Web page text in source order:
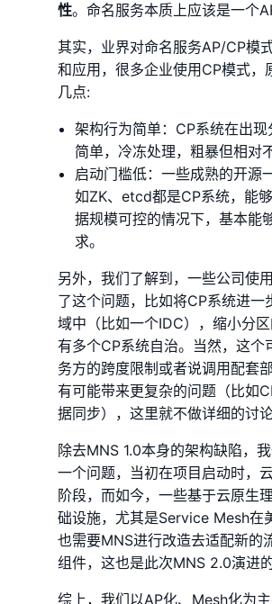
性。命名服务本质上应该是一个
其实，业界对命名服务AP/CP模
和应用，很多企业使用CP模式，
几点:
架构行为简单：CP系统在出
简单，冷冻处理，粗暴但相对
启动门槛低：一些成熟的开源
如ZK、etcd都是CP系统，能
据规模可控的情况下，基本能
求。
另外，我们了解到，一些公司使
了这个问题，比如将CP系统进一
域中（比如一个IDC），缩小分
有多个CP系统自治。当然，这个
务方的跨度限制或者说调用配套
有可能带来更复杂的问题（比如
据同步），这里就不做详细的讨论
除去MNS 1.0本身的架构缺陷，
一个问题，当初在项目启动时，
阶段，而如今，一些基于云原生
础设施，尤其是Service Mesh在
也需要MNS进行改造去适配新的
组件，这也是此次MNS 2.0演进的
综上，我们以AP化、Mesh化为